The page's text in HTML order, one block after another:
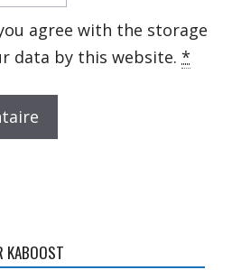
agree with the storage
data by this website. *
KABOOST